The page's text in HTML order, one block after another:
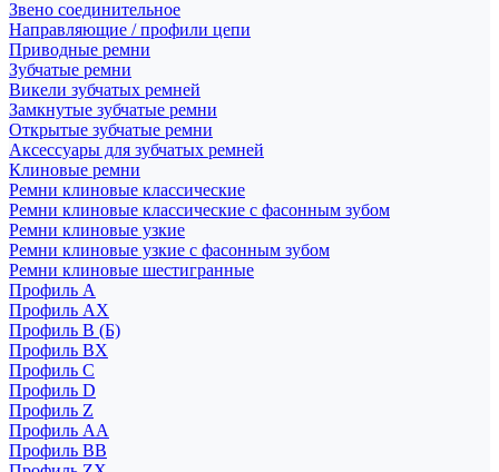
Звено соединительное
Направляющие / профили цепи
Приводные ремни
Зубчатые ремни
Викели зубчатых ремней
Замкнутые зубчатые ремни
Открытые зубчатые ремни
Аксессуары для зубчатых ремней
Клиновые ремни
Ремни клиновые классические
Ремни клиновые классические с фасонным зубом
Ремни клиновые узкие
Ремни клиновые узкие с фасонным зубом
Ремни клиновые шестигранные
Профиль A
Профиль AX
Профиль B (Б)
Профиль BX
Профиль C
Профиль D
Профиль Z
Профиль АА
Профиль BB